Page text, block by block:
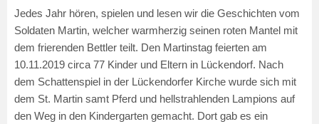
Jedes Jahr hören, spielen und lesen wir die Geschichten vom
Soldaten Martin, welcher warmherzig seinen roten Mantel mit
dem frierenden Bettler teilt. Den Martinstag feierten am
10.11.2019 circa 77 Kinder und Eltern in Lückendorf. Nach
dem Schattenspiel in der Lückendorfer Kirche wurde sich mit
dem St. Martin samt Pferd und hellstrahlenden Lampions auf
den Weg in den Kindergarten gemacht. Dort gab es ein